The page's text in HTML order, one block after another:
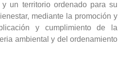
y un territorio ordenado para su
mediante la promoción y
y cumplimiento de la
ambiental y del ordenamiento